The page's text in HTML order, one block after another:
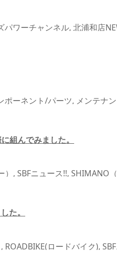
パワーチャンネル, 北浦和店
ポーネント/パーツ, メンテナ
組んでみました。
, SBFニュース!!, SHIMANO（
た。
, ROADBIKE(ロードバイク),